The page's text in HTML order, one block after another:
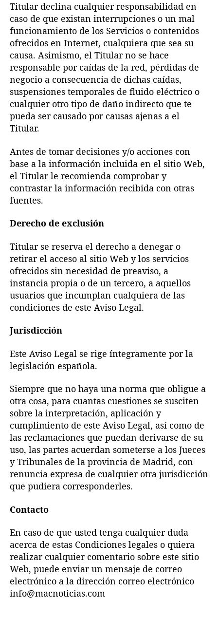
Titular declina cualquier responsabilidad en
caso de que existan interrupciones o un mal
funcionamiento de los Servicios o contenidos
ofrecidos en Internet, cualquiera que sea su
causa. Asimismo, el Titular no se hace
responsable por caídas de la red, pérdidas de
negocio a consecuencia de dichas caídas,
suspensiones temporales de fluido eléctrico o
cualquier otro tipo de daño indirecto que te
pueda ser causado por causas ajenas a el
Titular.
Antes de tomar decisiones y/o acciones con
base a la información incluida en el sitio Web,
el Titular le recomienda comprobar y
contrastar la información recibida con otras
fuentes.
Derecho de exclusión
Titular se reserva el derecho a denegar o
retirar el acceso al sitio Web y los servicios
ofrecidos sin necesidad de preaviso, a
instancia propia o de un tercero, a aquellos
usuarios que incumplan cualquiera de las
condiciones de este Aviso Legal.
Jurisdicción
Este Aviso Legal se rige íntegramente por la
legislación española.
Siempre que no haya una norma que obligue a
otra cosa, para cuantas cuestiones se susciten
sobre la interpretación, aplicación y
cumplimiento de este Aviso Legal, así como de
las reclamaciones que puedan derivarse de su
uso, las partes acuerdan someterse a los Jueces
y Tribunales de la provincia de Madrid, con
renuncia expresa de cualquier otra jurisdicción
que pudiera corresponderles.
Contacto
En caso de que usted tenga cualquier duda
acerca de estas Condiciones legales o quiera
realizar cualquier comentario sobre este sitio
Web, puede enviar un mensaje de correo
electrónico a la dirección correo electrónico
info@macnoticias.com